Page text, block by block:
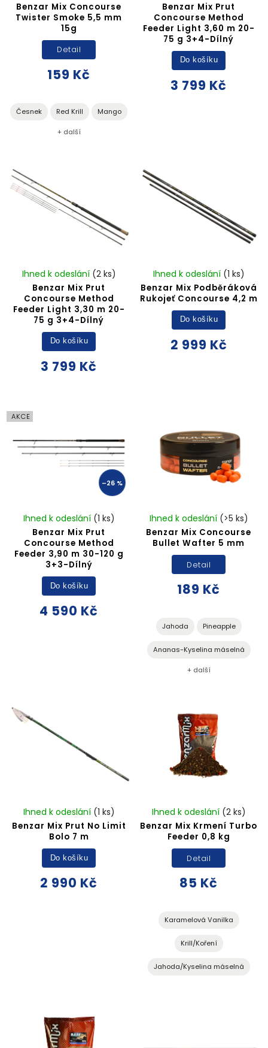
Benzar Mix Concourse
Twister Smoke 5,5 mm
15g
159 Kč
Detail
Česnek Red Krill Mango
+ další
Benzar Mix Prut
Concourse Method
Feeder Light 3,60 m 20-
75 g 3+4-Dílný
3 799 Kč
Do košíku
Benzar Mix Prut
Concourse Method
Feeder Light 3,30 m 20-
75 g 3+4-Dílný
Ihned k odeslání (2 ks)
3 799 Kč
Do košíku
Benzar Mix Podběráková
Rukojeť Concourse 4,2 m
Ihned k odeslání (1 ks)
2 999 Kč
Do košíku
AKCE
–26 %
Benzar Mix Prut
Concourse Method
Feeder 3,90 m 30-120 g
3+3-Dílný
Ihned k odeslání (1 ks)
4 590 Kč
Do košíku
Benzar Mix Concourse
Bullet Wafter 5 mm
Ihned k odeslání (>5 ks)
189 Kč
Detail
Jahoda Pineapple
Ananas-Kyselina máselná
+ další
Benzar Mix Prut No Limit
Bolo 7 m
Ihned k odeslání (1 ks)
2 990 Kč
Do košíku
Benzar Mix Krmení Turbo
Feeder 0,8 kg
Ihned k odeslání (2 ks)
85 Kč
Detail
Karamelová Vanilka
Krill/Koření
Jahoda/Kyselina máselná